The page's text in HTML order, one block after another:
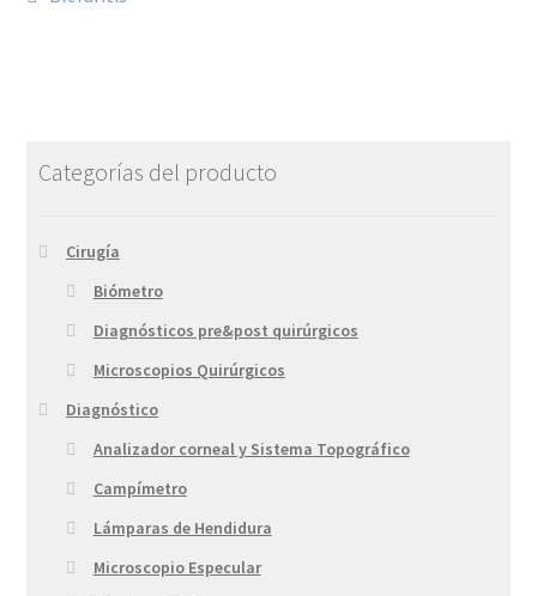
Categorías del producto
Cirugía
Biómetro
Diagnósticos pre&post quirúrgicos
Microscopios Quirúrgicos
Diagnóstico
Analizador corneal y Sistema Topográfico
Campímetro
Lámparas de Hendidura
Microscopio Especular